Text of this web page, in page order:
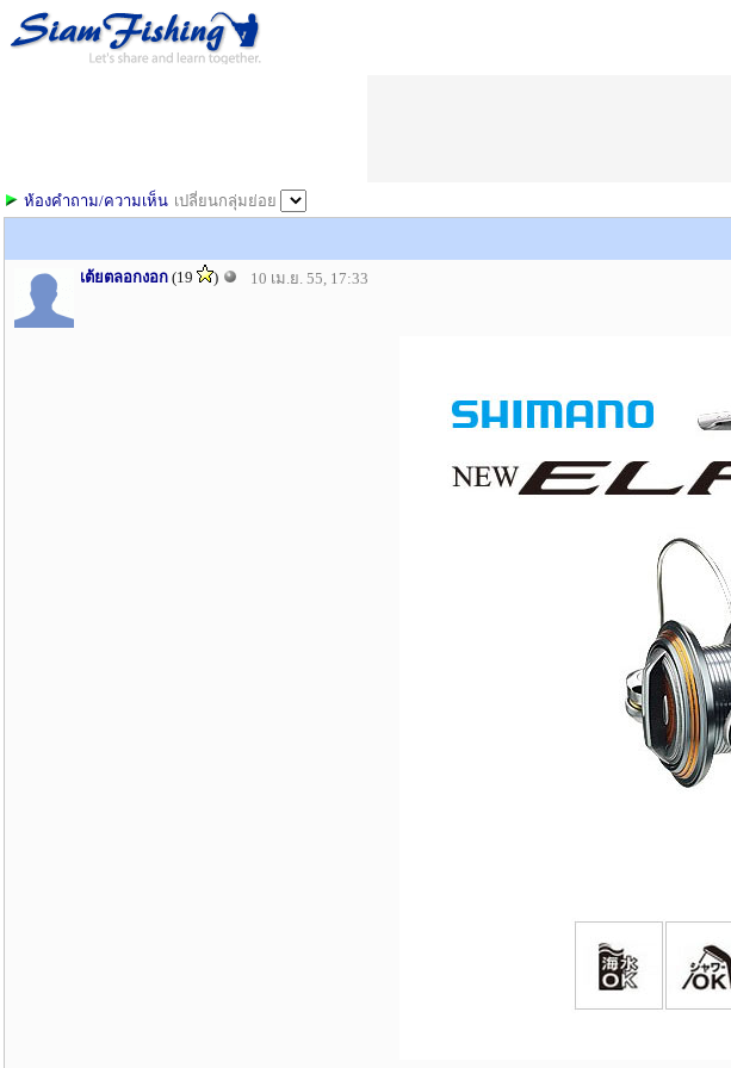
เปลี่ยนกลุ่มย่อย
ห้องคำถาม/ความเห็น
เต้ยตลอกงอก (19 ) 10 เม.ย. 55, 17:33